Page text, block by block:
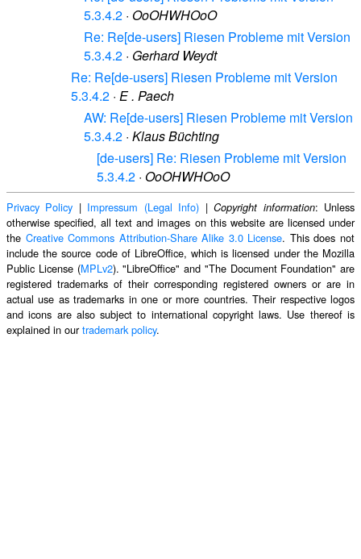
5.3.4.2 · OoOHWHOoO
Re: Re[de-users] Riesen Probleme mit Version
5.3.4.2 · Gerhard Weydt
Re: Re[de-users] Riesen Probleme mit Version
5.3.4.2 · E . Paech
AW: Re[de-users] Riesen Probleme mit Version
5.3.4.2 · Klaus Büchting
[de-users] Re: Riesen Probleme mit Version
5.3.4.2 · OoOHWHOoO
Privacy Policy | Impressum (Legal Info) |Copyright information: Unless
otherwise specified, all text and images on this website are licensed under
the Creative Commons Attribution-Share Alike 3.0 License. This does not
include the source code of LibreOffice, which is licensed under the Mozilla
Public License (MPLv2). "LibreOffice" and "The Document Foundation" are
registered trademarks of their corresponding registered owners or are in
actual use as trademarks in one or more countries. Their respective logos
and icons are also subject to international copyright laws. Use thereof is
explained in ourtrademark policy.